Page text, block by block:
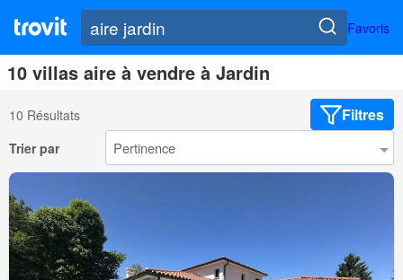
Favoris
10 villas aire à vendre à Jardin
10 Résultats Filtres
Trier par